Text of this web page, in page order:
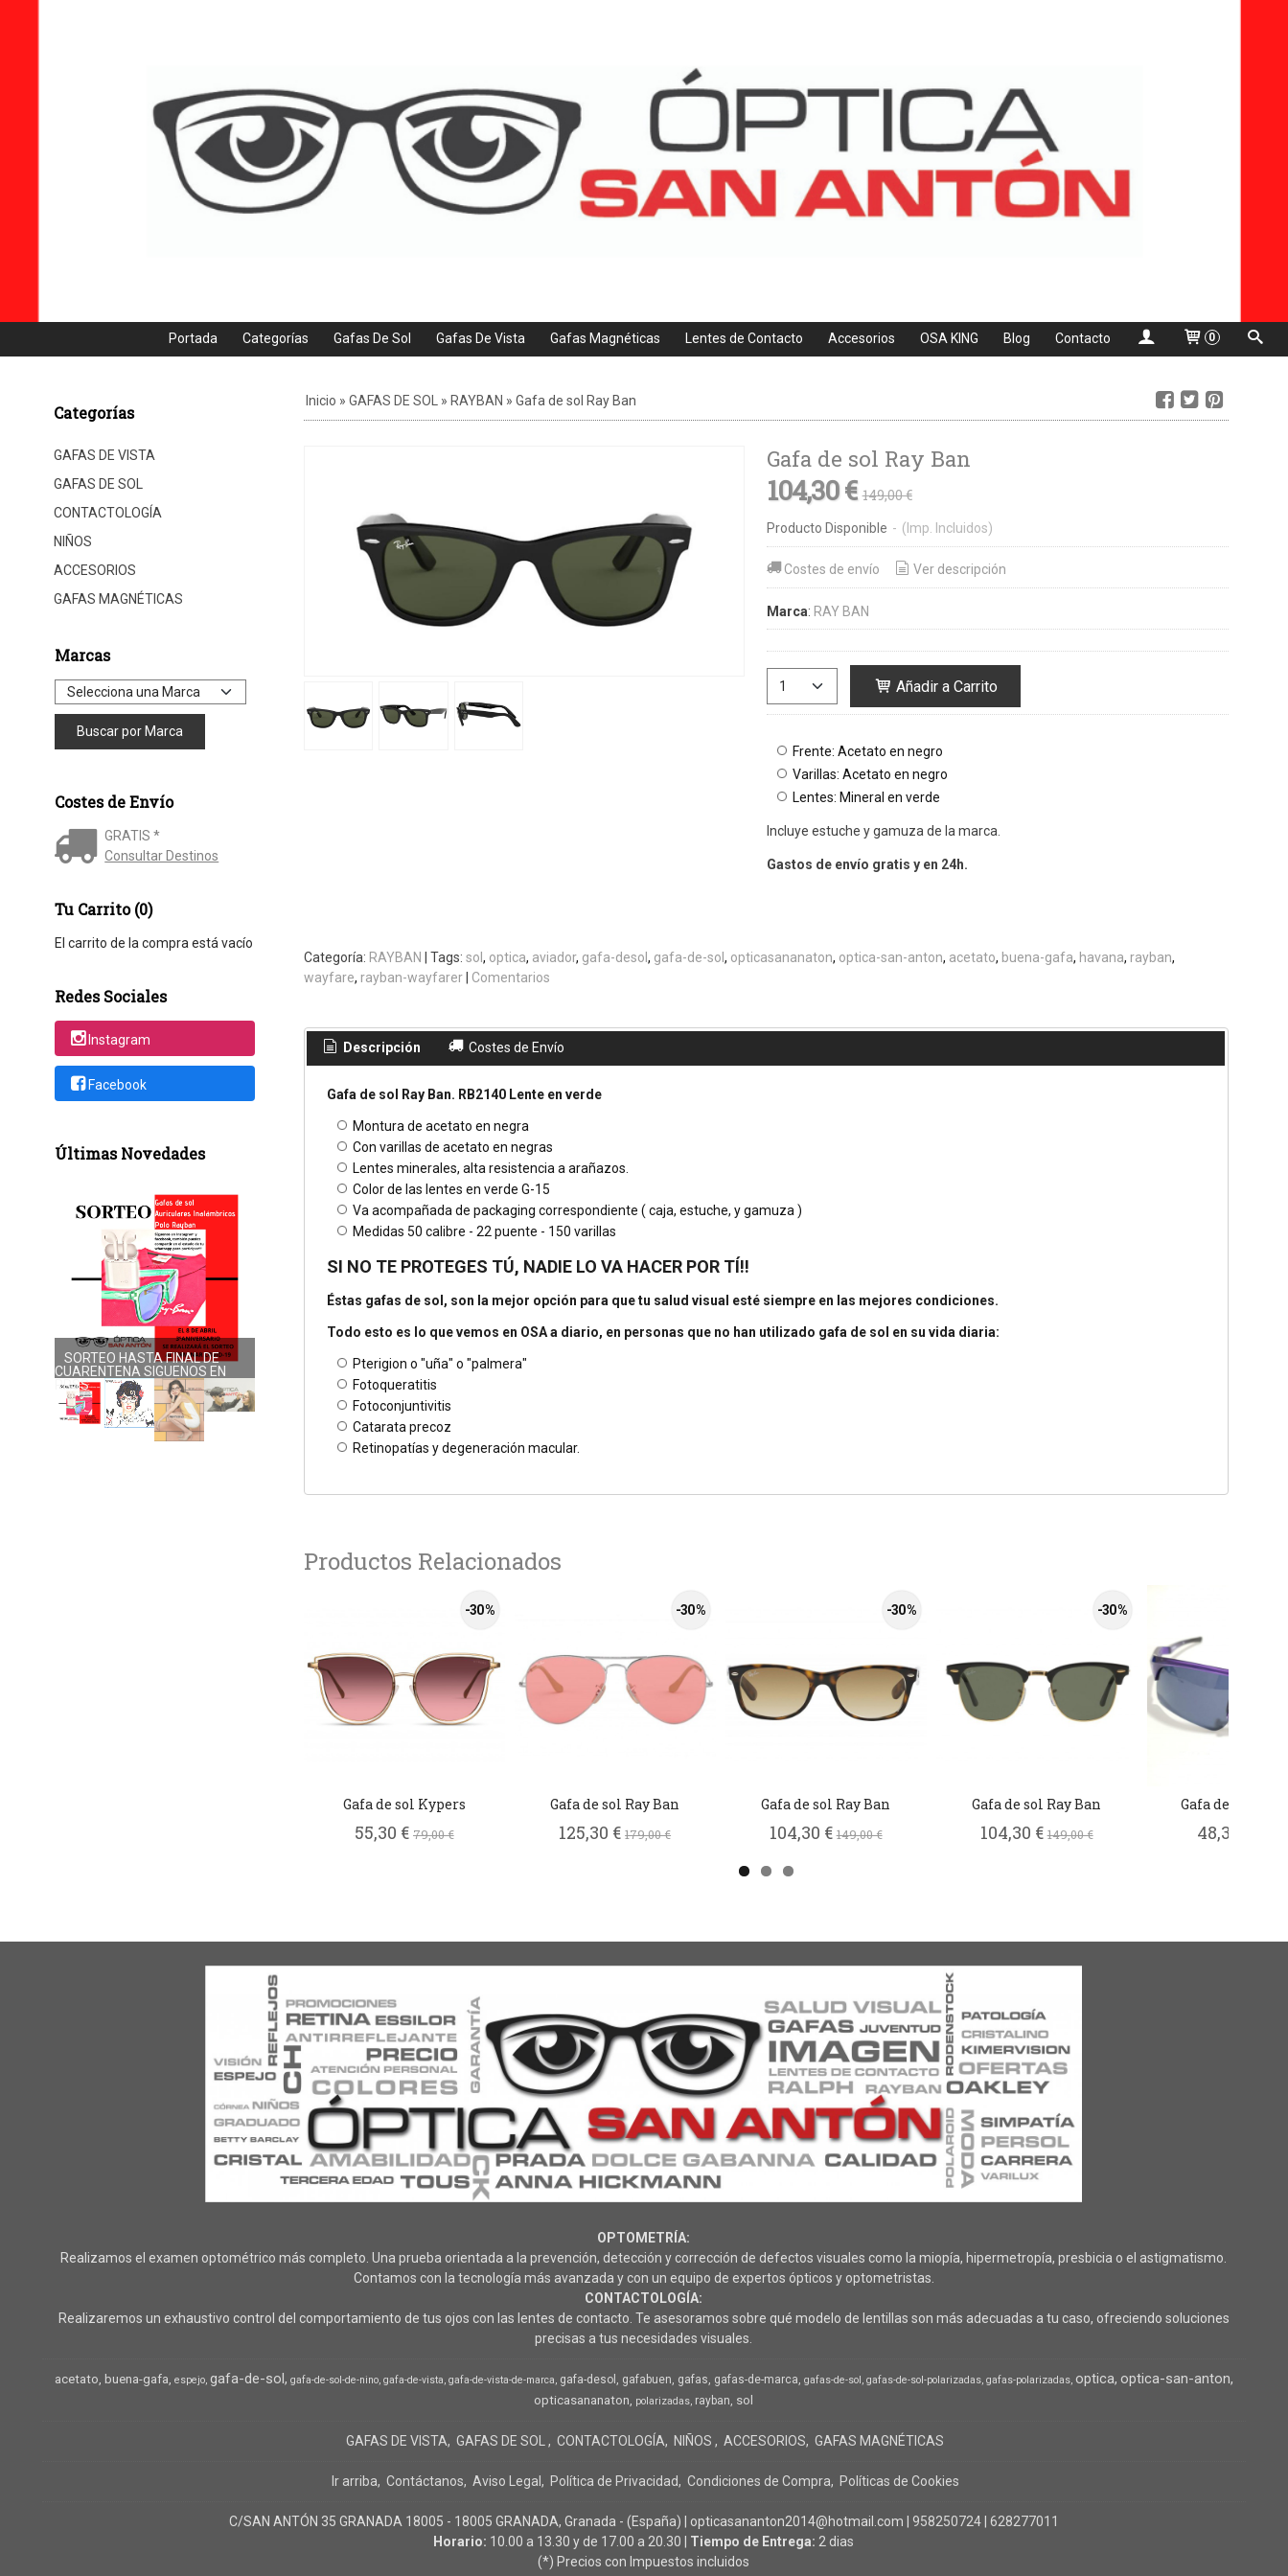
Portada Categorías Gafas De Sol Gafas De Vista Gafas Magnéticas Lentes de Contacto Accesorios OSA KING Blog Contacto 0
Categorías
GAFAS DE VISTA
GAFAS DE SOL
CONTACTOLOGÍA
NIÑOS
ACCESORIOS
GAFAS MAGNÉTICAS
Marcas
Costes de Envío
GRATIS *
Consultar Destinos
Tu Carrito (0)
El carrito de la compra está vacío
Redes Sociales
Instagram
Facebook
Últimas Novedades
SORTEO HASTA FINAL DE
CUARENTENA SIGUENOS EN
RRSS
NUEVA COLECCIÓN DOLORES
PROMESAS
Inicio » GAFAS DE SOL » RAYBAN » Gafa de sol Ray Ban
Gafa de sol Ray Ban
104,30 €149,00 €
Producto Disponible - (Imp. Incluidos)
Costes de envío Ver descripción
Marca: RAY BAN
Añadir a Carrito
Frente: Acetato en negro
Varillas: Acetato en negro
Lentes: Mineral en verde
Incluye estuche y gamuza de la marca.
Gastos de envío gratis y en 24h.
Categoría: RAYBAN Tags: sol optica aviador gafa-desol gafa-de-sol opticasananaton optica-san-anton acetato buena-gafa havana rayban
wayfare rayban-wayfarer Comentarios
Descripción Costes de Envío
Gafa de sol Ray Ban. RB2140 Lente en verde
Montura de acetato en negra
Con varillas de acetato en negras
Lentes minerales, alta resistencia a arañazos.
Color de las lentes en verde G-15
Va acompañada de packaging correspondiente ( caja, estuche, y gamuza )
Medidas 50 calibre - 22 puente - 150 varillas
SI NO TE PROTEGES TÚ, NADIE LO VA HACER POR TÍ!!
Éstas gafas de sol, son la mejor opción para que tu salud visual esté siempre en las mejores condiciones.
Todo esto es lo que vemos en OSA a diario, en personas que no han utilizado gafa de sol en su vida diaria:
Pterigion o "uña" o "palmera"
Fotoqueratitis
Fotoconjuntivitis
Catarata precoz
Retinopatías y degeneración macular.
Productos Relacionados
-30 %
Gafa de sol Kypers
55,30 € 79,00 €
-30 %
Gafa de sol Ray Ban
125,30 €179,00 €
-30 %
Gafa de sol Ray Ban
104,30 €149,00 €
-30 %
Gafa de sol Ray Ban
104,30 €149,00 €
Gafa de sol
48,30 €
OPTOMETRÍA:
Realizamos el examen optométrico más completo. Una prueba orientada a la prevención, detección y corrección de defectos visuales como la miopía, hipermetropía, presbicia o el astigmatismo.
Contamos con la tecnología más avanzada y con un equipo de expertos ópticos y optometristas.
CONTACTOLOGÍA:
Realizaremos un exhaustivo control del comportamiento de tus ojos con las lentes de contacto. Te asesoramos sobre qué modelo de lentillas son más adecuadas a tu caso, ofreciendo soluciones
precisas a tus necesidades visuales.
acetato buena-gafa espejo gafa-de-sol gafa-de-sol-de-nino gafa-de-vista gafa-de-vista-de-marca gafa-desol gafabuen gafas gafas-de-marca gafas-de-sol gafas-de-sol-polarizadas gafas-polarizadas optica optica-san-anton
opticasananaton polarizadas rayban sol
GAFAS DE VISTA GAFAS DE SOL CONTACTOLOGÍA NIÑOS ACCESORIOS GAFAS MAGNÉTICAS
Ir arriba Contáctanos Aviso Legal Política de Privacidad Condiciones de Compra Políticas de Cookies
C/SAN ANTÓN 35 GRANADA 18005 - 18005 GRANADA, Granada - (España) | opticasananton2014@hotmail.com | 958250724| 628277011
Horario: 10.00 a 13.30 y de 17.00 a 20.30 | Tiempo de Entrega: 2 dias
(*) Precios con Impuestos incluidos